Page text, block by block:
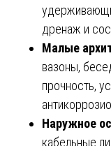
дренаж и
Малые
вазоны,
прочность,
Наружное
кабельные